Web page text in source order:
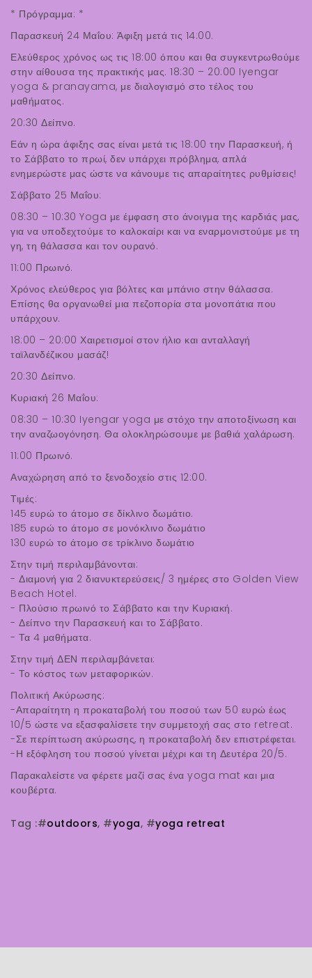
* Πρόγραμμα: *
Παρασκευή 24 Μαΐου: Άφιξη μετά τις 14:00.
Ελεύθερος χρόνος ως τις 18:00 όπου και θα συγκεντρωθούμε
στην αίθουσα της πρακτικής μας. 18:30 – 20:00 Iyengar
yoga & pranayama, με διαλογισμό στο τέλος του
μαθήματος.
20:30 Δείπνο.
Εάν η ώρα άφιξης σας είναι μετά τις 18:00 την Παρασκευή, ή
το Σάββατο το πρωί, δεν υπάρχει πρόβλημα, απλά
ενημερώστε μας ώστε να κάνουμε τις απαραίτητες ρυθμίσεις!
Σάββατο 25 Μαΐου:
08:30 – 10:30 Yoga με έμφαση στο άνοιγμα της καρδιάς μας,
για να υποδεχτούμε το καλοκαίρι και να εναρμονιστούμε με τη
γη, τη θάλασσα και τον ουρανό.
11:00 Πρωινό.
Χρόνος ελεύθερος για βόλτες και μπάνιο στην θάλασσα.
Επίσης θα οργανωθεί μια πεζοπορία στα μονοπάτια που
υπάρχουν.
18:00 – 20:00 Χαιρετισμοί στον ήλιο και ανταλλαγή
ταϊλανδέζικου μασάζ!
20:30 Δείπνο.
Κυριακή 26 Μαΐου:
08:30 – 10:30 Iyengar yoga με στόχο την αποτοξίνωση και
την αναζωογόνηση. Θα ολοκληρώσουμε με βαθιά χαλάρωση.
11:00 Πρωινό.
Αναχώρηση από το ξενοδοχείο στις 12:00.
Τιμές:
145 ευρώ το άτομο σε δίκλινο δωμάτιο.
185 ευρώ το άτομο σε μονόκλινο δωμάτιο
130 ευρώ το άτομο σε τρίκλινο δωμάτιο
Στην τιμή περιλαμβάνονται:
- Διαμονή για 2 διανυκτερεύσεις/ 3 ημέρες στο Golden View
Beach Hotel.
- Πλούσιο πρωινό το Σάββατο και την Κυριακή.
- Δείπνο την Παρασκευή και το Σάββατο.
- Τα 4 μαθήματα.
Στην τιμή ΔΕΝ περιλαμβάνεται:
- Το κόστος των μεταφορικών.
Πολιτική Ακύρωσης:
-Απαραίτητη η προκαταβολή του ποσού των 50 ευρώ έως
10/5 ώστε να εξασφαλίσετε την συμμετοχή σας στο retreat.
-Σε περίπτωση ακύρωσης, η προκαταβολή δεν επιστρέφεται.
-Η εξόφληση του ποσού γίνεται μέχρι και τη Δευτέρα 20/5.
Παρακαλείστε να φέρετε μαζί σας ένα yoga mat και μια
κουβέρτα.
Tag :#outdoors, #yoga, #yoga retreat